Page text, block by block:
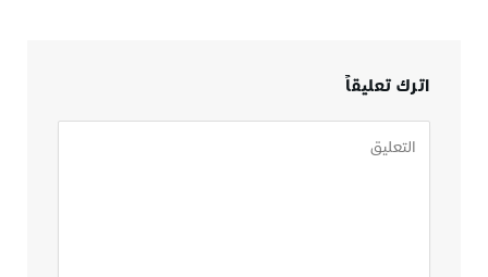
اترك تعليقاً